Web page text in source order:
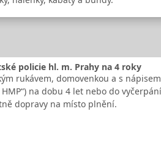
policie hl. m. Prahy na 4 roky
rukávem, domovenkou a s
na dobu 4 let nebo do
dopravy na místo plnění.